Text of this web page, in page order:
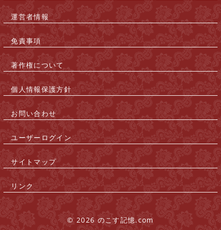
運営者情報
免責事項
著作権について
個人情報保護方針
お問い合わせ
ユーザーログイン
サイトマップ
リンク
© 2026 のこす記憶.com